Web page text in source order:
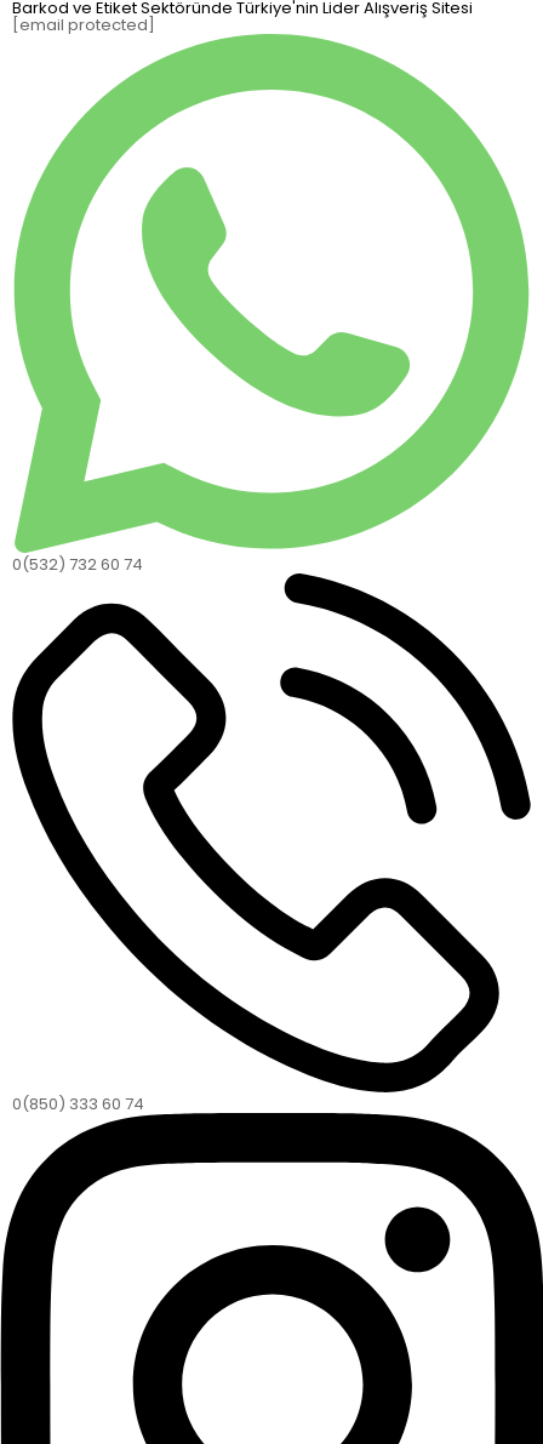
Barkod ve Etiket Sektöründe Türkiye'nin Lider Alışveriş Sitesi
[email protected]
0(532) 732 60 74
0(850) 333 60 74